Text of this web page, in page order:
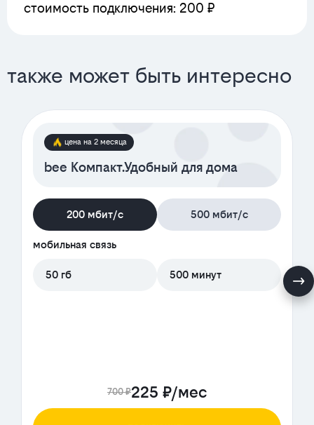
стоимость подключения: 200 ₽
также может быть интересно
цена на 2 месяца
bee Компакт.Удобный для дома
200 мбит/с 500 мбит/с
мобильная связь
50 гб 500 минут
700 ₽225 ₽/мес